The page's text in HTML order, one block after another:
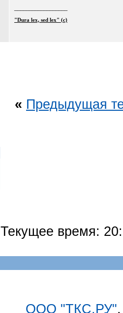
"Dura lex, sed lex" (c)
« Предыдущая
Текущее время:
ООО "ТКС.РУ"